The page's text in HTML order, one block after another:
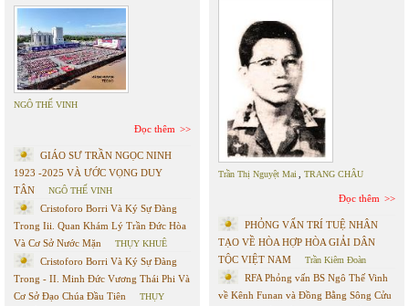
NGÔ THẾ VINH
Đọc thêm
GIÁO SƯ TRẦN NGỌC NINH
1923 -2025 VÀ ƯỚC VỌNG DUY
TÂN
NGÔ THẾ VINH
Cristoforo Borri Và Ký Sự Đàng
Trong Iii. Quan Khám Lý Trần Đức Hòa
Và Cơ Sở Nước Mặn
THỤY KHUÊ
Cristoforo Borri Và Ký Sự Đàng
Trong - II. Minh Đức Vương Thái Phi Và
Cơ Sở Đạo Chúa Đầu Tiên
THỤY
Trần Thị Nguyệt Mai TRANG CHÂU
Đọc thêm
PHỎNG VẤN TRÍ TUỆ NHÂN
TẠO VỀ HÒA HỢP HÒA GIẢI DÂN
TỘC VIỆT NAM
Trần Kiêm Đoàn
RFA Phỏng vấn BS Ngô Thế Vinh
về Kênh Funan và Đồng Bằng Sông Cửu